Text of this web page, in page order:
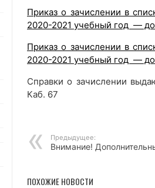
Приказ о зачислении в
2020-2021 учебный год —
Приказ о зачислении в
2020-2021 учебный год —
Справки о зачислении
Каб. 67
Предыдущее:
Внимание!
ПОХОЖИЕ НОВОСТИ